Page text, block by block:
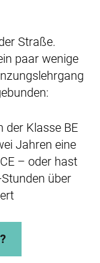
Straße.
paar wenige
der Klasse BE
Jahren eine
– oder hast
über